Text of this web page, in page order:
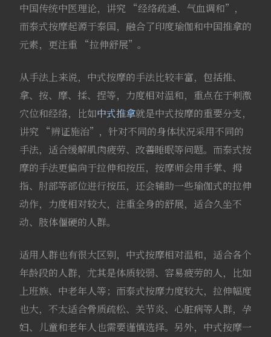
中国传统中医理论，讲究 “经络疏通、气血调和”，
而泰式按摩起源于泰国，融合了印度瑜伽和中国推拿的
元素，更注重 “拉伸舒展”。
从手法上来说，中式按摩的手法比较丰富，包括推、
拿、按、摩、揉、捏等，力度相对温和，重点在于刺激
穴位和经络，比如中式推拿就是中式按摩的重要分支，
讲究 “辨证施治”，针对不同的身体状况采用不同的
手法，适合缓解肌肉疲劳、改善睡眠等问题。而泰式按
摩的手法更偏向于拉伸和按压，按摩师会用手掌、拇
指、肘部等部位进行按压，还会辅助一些瑜伽式的拉伸
动作，力度相对较大，注重全身的舒展，适合久坐不
动、肢体僵硬的人群。
适用人群也有很大区别，中式按摩相对温和，适合各个
年龄段的人群，尤其是体质较弱、容易疲劳的人，比如
上班族、中老年人等；而泰式按摩力度较大，拉伸幅度
也大，不太适合骨质疏松、关节炎、心脏病等人群，孕
妇、儿童和老年人也需要谨慎选择。另外，中式按摩一